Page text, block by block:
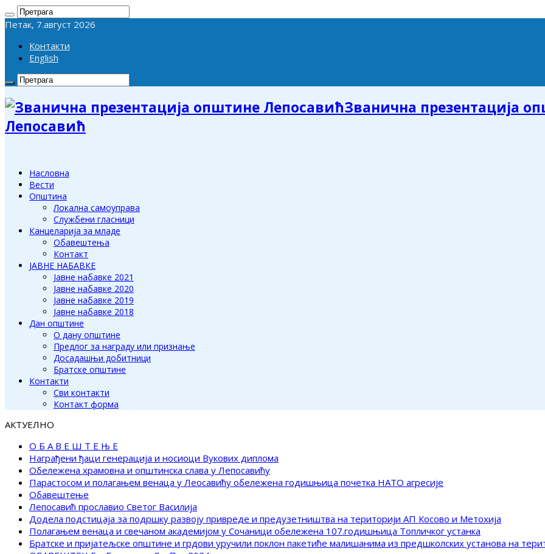
Петак, 7.август 2026
Контакти
English
Званична презентација
Лепосавић
Насловна
Вести
Општина
Локална самоуправа
Службени гласници
Канцеларија за младе
Обавештења
Контакт
ЈАВНЕ НАБАВКЕ
Јавне набавке 2021
Јавне набавке 2020
Јавне набавке 2019
Јавне набавке 2018
Дан општине
О дану општине
Предлог за награду или признање
Досадашњи добитници
Братске општине
Контакти
Сви контакти
Контакт форма
АКТУЕЛНО
О Б А В Е Ш Т Е Њ Е
Награђени ђаци генерација и носиоци Вукових диплома
Обележена храмовна и општинска слава у Лепосавићу
Парастосом и полагањем венаца у Леосавићу обележена годишњица почетка НАТО агресије
Обавештење
Лепосавић прославио Светог Василија
Додела подстицаја за подршку развоју привреде и предузетништва на територији АП Косово и Метохија
Полагањем венаца и свечаном академијом у Сочаници обележена 107.годишњица Топличког устанка
Братске и пријатељске општине и грдови уручили поклон пакетиће малишанима из предшколских установа на